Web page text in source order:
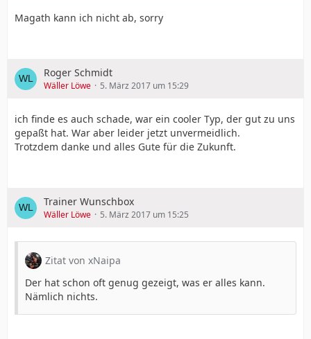
Magath kann ich nicht ab, sorry
Roger Schmidt
Wäller Löwe 5. März 2017 um 15:29
ich finde es auch schade, war ein cooler Typ, der gut zu uns
gepaßt hat. War aber leider jetzt unvermeidlich.
Trotzdem danke und alles Gute für die Zukunft.
Trainer Wunschbox
Wäller Löwe 5. März 2017 um 15:25
Zitat von xNaipa
Der hat schon oft genug gezeigt, was er alles kann.
Nämlich nichts.